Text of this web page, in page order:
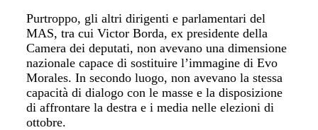
Purtroppo, gli altri dirigenti e parlamentari del
MAS, tra cui Victor Borda, ex presidente della
Camera dei deputati, non avevano una dimensione
nazionale capace di sostituire l’immagine di Evo
Morales. In secondo luogo, non avevano la stessa
capacità di dialogo con le masse e la disposizione
di affrontare la destra e i media nelle elezioni di
ottobre.